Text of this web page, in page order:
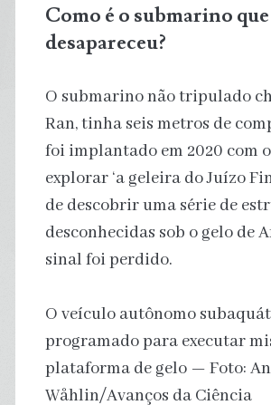
Como é o submarino que
desapareceu?
O submarino não tripulado
Ran, tinha seis metros de
foi implantado em 2020 com
explorar ‘a geleira do Juízo
de descobrir uma série de
desconhecidas sob o gelo de
sinal foi perdido.
O veículo autônomo
programado para executar
plataforma de gelo — Foto:
Wåhlin/Avanços da Ciência